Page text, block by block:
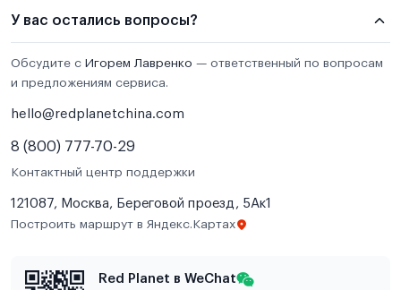
У вас остались вопросы?
Обсудите с Игорем Лавренко — ответственный по вопросам
и предложениям сервиса.
hello@redplanetchina.com
8 (800) 777-70-29
Контактный центр поддержки
121087, Москва, Береговой проезд, 5Ак1
Построить маршрут в Яндекс.Картах
Red Planet в WeChat